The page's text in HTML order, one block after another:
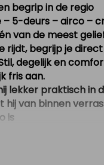
begrip in de regio
– 5-deurs – airco –
van de meest
rijdt, begrijp je
degelijk en
fris aan.
lekker praktisch in
van binnen
is